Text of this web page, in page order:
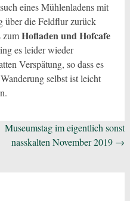
eines Mühlenladens mit
über die Feldflur zurück
zumHofladen und Hofcafe
es leider wieder
Verspätung, so dass es
selbst ist leicht
Museumstag im eigentlich sonst
nasskalten November 2019 →